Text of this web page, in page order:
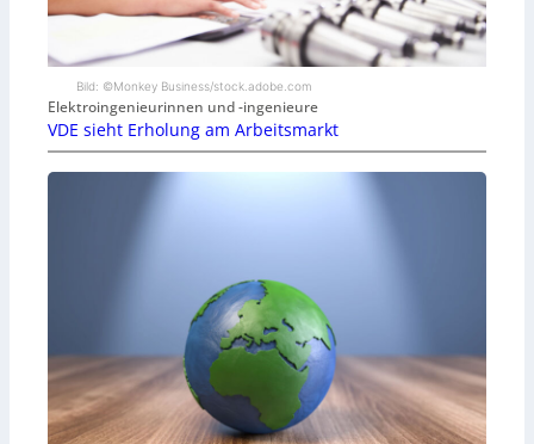
Bild: ©Monkey Business/stock.adobe.com
Elektroingenieurinnen und -ingenieure
VDE sieht Erholung am Arbeitsmarkt